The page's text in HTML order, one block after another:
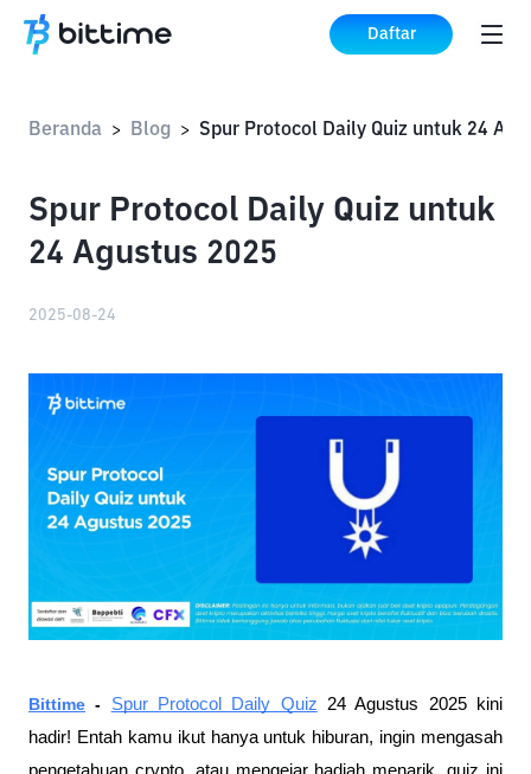
Daftar
Beranda > Blog >
Spur Protocol Daily Quiz untuk
24 Agustus 2025
2025-08-24
Bittime - Spur Protocol Daily Quiz 24 Agustus 2025 kini
hadir! Entah kamu ikut hanya untuk hiburan, ingin mengasah